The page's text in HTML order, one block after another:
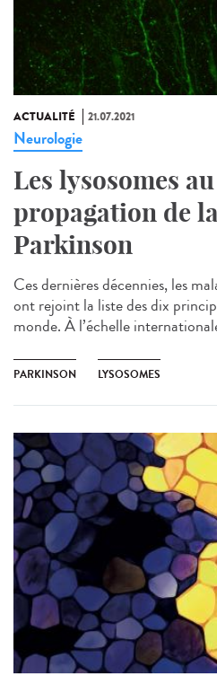
ACTUALITÉ 21.07.2021
Neurologie
Les lysosomes
propagation de
Parkinson
Ces dernières décennies, les
ont rejoint la liste des dix
monde. À l’échelle
PARKINSON LYSOSOMES